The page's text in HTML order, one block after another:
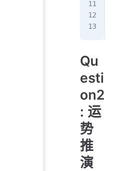
Qu
esti
on2
: 运
势
推
演